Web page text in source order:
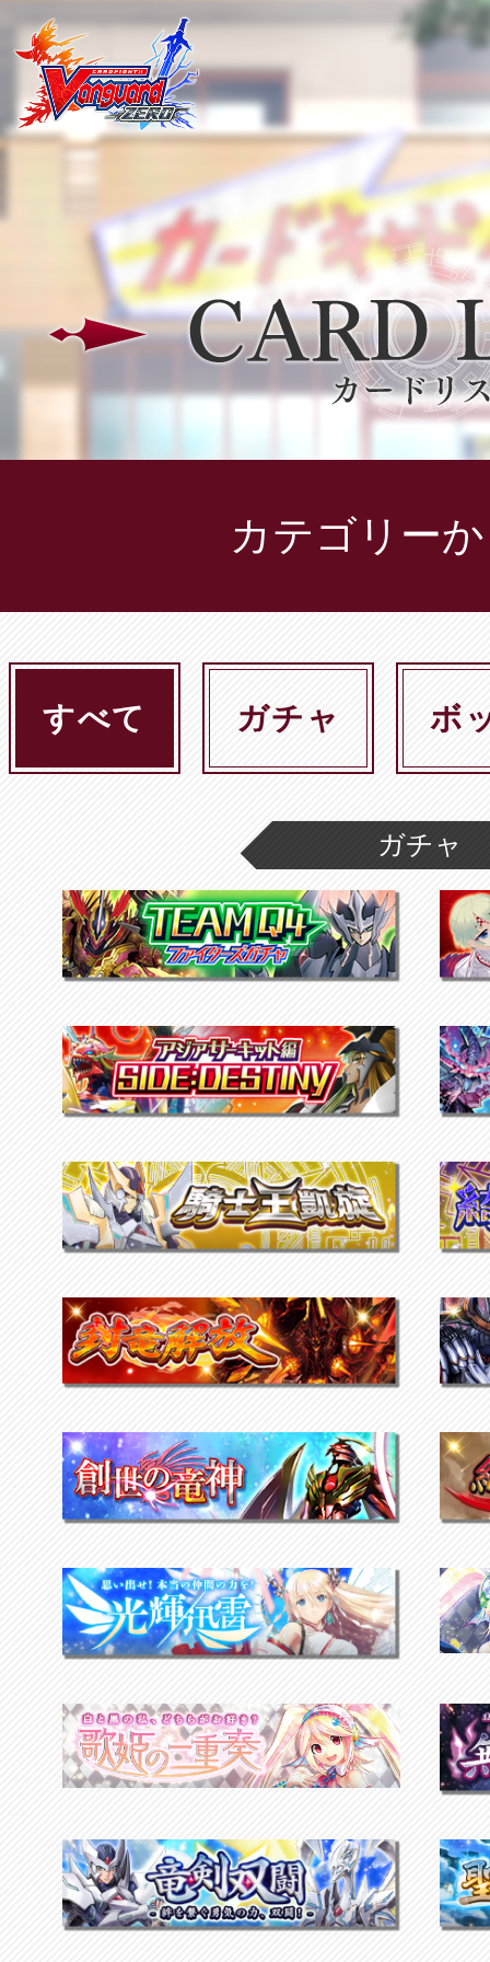
カテゴリー
すべて ガチャ ボ
ガチャ